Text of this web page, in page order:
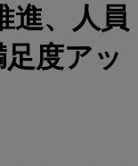
進、人員
度アッ